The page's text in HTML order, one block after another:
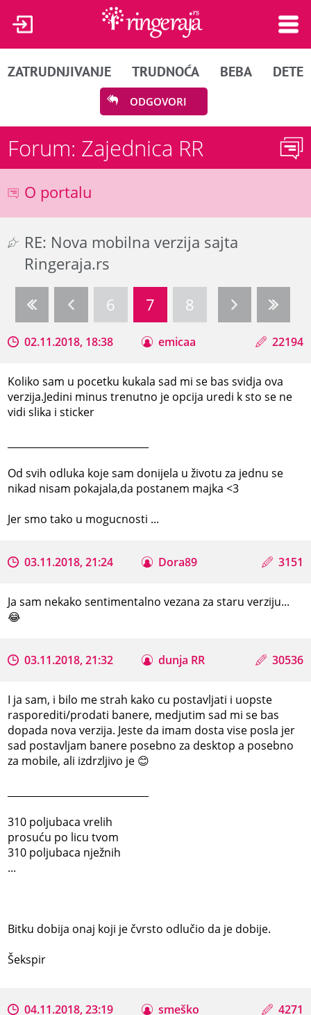
ZATRUDNJIVANJE TRUDNOĆA BEBA DETE
ODGOVORI
Forum: Zajednica RR
O portalu
RE: Nova mobilna verzija sajta
Ringeraja.rs
6
7 8
02.11.2018, 18:38 emicaa 22194
Koliko sam u pocetku kukala sad mi se bas svidja ova
verzija.Jedini minus trenutno je opcija uredi k sto se ne
vidi slika i sticker
Od svih odluka koje sam donijela u životu za jednu se
nikad nisam pokajala,da postanem majka <3
Jer smo tako u mogucnosti ...
03.11.2018, 21:24 Dora89 3151
Ja sam nekako sentimentalno vezana za staru verziju...
😂
03.11.2018, 21:32 dunja RR 30536
I ja sam, i bilo me strah kako cu postavljati i uopste
rasporediti/prodati banere, medjutim sad mi se bas
dopada nova verzija. Jeste da imam dosta vise posla jer
sad postavljam banere posebno za desktop a posebno
za mobile, ali izdrzljivo je 😊
310 poljubaca vrelih
prosuću po licu tvom
310 poljubaca nježnih
...
Bitku dobija onaj koji je čvrsto odlučio da je dobije.
Šekspir
04.11.2018, 23:19 smeško 4271